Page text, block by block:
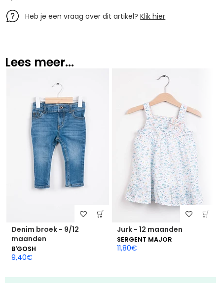
Heb je een vraag over dit artikel?Klik hier
Lees meer...
Denim broek - 9/12
maanden
B'GOSH
9,40€
Jurk - 12 maanden
SERGENT MAJOR
11,80€